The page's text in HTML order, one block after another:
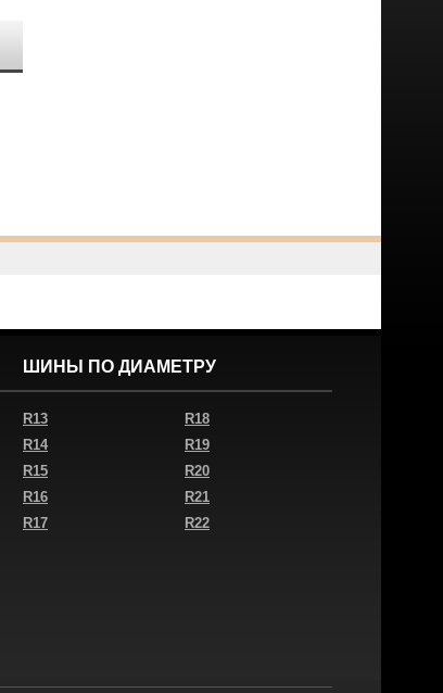
ШИНЫ ПО ДИАМЕТРУ
R13
R14
R15
R16
R17
R18
R19
R20
R21
R22